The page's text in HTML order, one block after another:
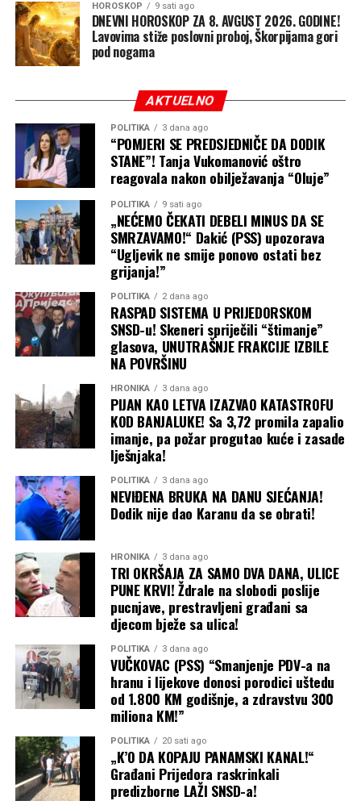
HOROSKOP 9 sati ago
DNEVNI HOROSKOP ZA 8. AVGUST 2026. GODINE!
Lavovima stiže poslovni proboj, Škorpijama gori
pod nogama
AKTUELNO
POLITIKA 3 dana ago
“POMJERI SE PREDSJEDNIČE DA DODIK
STANE”! Tanja Vukomanović oštro
reagovala nakon obilježavanja “Oluje”
POLITIKA 9 sati ago
„NEĆEMO ČEKATI DEBELI MINUS DA SE
SMRZAVAMO!“ Dakić (PSS) upozorava
“Ugljevik ne smije ponovo ostati bez
grijanja!”
POLITIKA 2 dana ago
RASPAD SISTEMA U PRIJEDORSKOM
SNSD-u! Skeneri spriječili “štimanje”
glasova, UNUTRAŠNJE FRAKCIJE IZBILE
NA POVRŠINU
HRONIKA 3 dana ago
PIJAN KAO LETVA IZAZVAO KATASTROFU
KOD BANJALUKE! Sa 3,72 promila zapalio
imanje, pa požar progutao kuće i zasade
lješnjaka!
POLITIKA 3 dana ago
NEVIĐENA BRUKA NA DANU SJEĆANJA!
Dodik nije dao Karanu da se obrati!
HRONIKA 3 dana ago
TRI OKRŠAJA ZA SAMO DVA DANA, ULICE
PUNE KRVI! Ždrale na slobodi poslije
pucnjave, prestravljeni građani sa
djecom bježe sa ulica!
POLITIKA 3 dana ago
VUČKOVAC (PSS) “Smanjenje PDV-a na
hranu i lijekove donosi porodici uštedu
od 1.800 KM godišnje, a zdravstvu 300
miliona KM!”
POLITIKA 20 sati ago
„K’O DA KOPAJU PANAMSKI KANAL!“
Građani Prijedora raskrinkali
predizborne LAŽI SNSD-a!